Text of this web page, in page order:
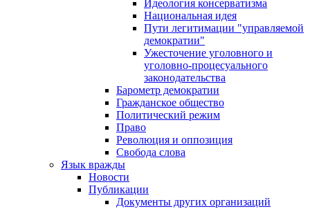
Идеология консерватизма
Национальная идея
Пути легитимации "управляемой
демократии"
Ужесточение уголовного и
уголовно-процесуального
законодательства
Барометр демократии
Гражданское общество
Политический режим
Право
Революция и оппозиция
Свобода слова
Язык вражды
Новости
Публикации
Документы других организаций